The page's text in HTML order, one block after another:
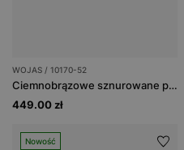
WOJAS / 10170-52
Ciemnobrązowe sznurowane półbuty męskie typu trampki
449.00 zł
Nowość